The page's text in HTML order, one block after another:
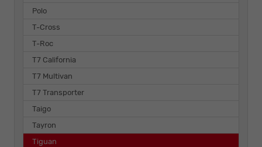
Polo
T-Cross
T-Roc
T7 California
T7 Multivan
T7 Transporter
Taigo
Tayron
Tiguan